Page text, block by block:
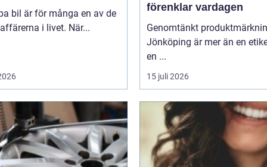
bil är för många en av de
i livet. När...
förenklar vardagen
Genomtänkt
Jönköping är mer än en
en ...
15 juli 2026